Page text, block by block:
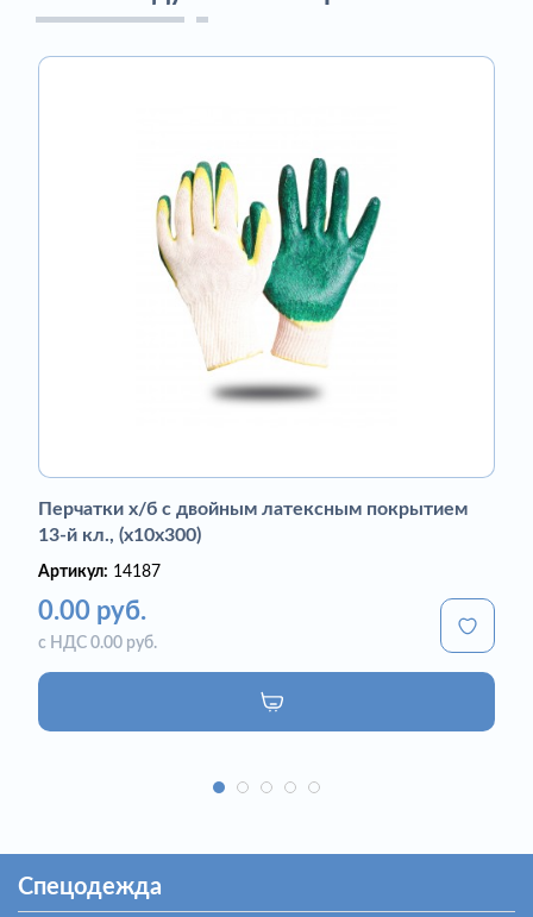
Перчатки х/б с двойным латексным покрытием
13-й кл., (х10х300)
Артикул: 14187
0.00 руб.
с НДС 0.00 руб.
Спецодежда